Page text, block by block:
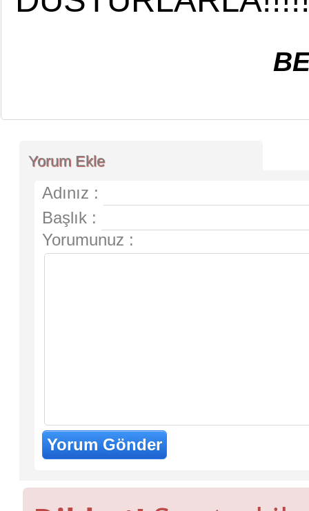
BEDRİ
Yorum Ekle
Adınız :
Başlık :
Yorumunuz :